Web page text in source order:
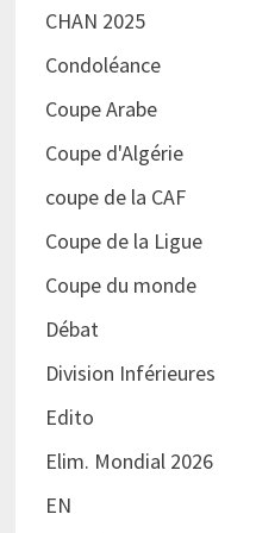
CHAN 2025
Condoléance
Coupe Arabe
Coupe d'Algérie
coupe de la CAF
Coupe de la Ligue
Coupe du monde
Débat
Division Inférieures
Edito
Elim. Mondial 2026
EN